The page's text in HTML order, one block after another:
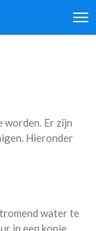
worden. Er zijn
Hieronder
water te
in een kopje